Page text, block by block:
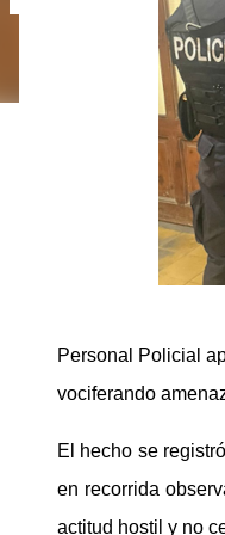
Personal Policial
vociferando
El hecho se
en recorrida
actitud hostil y no